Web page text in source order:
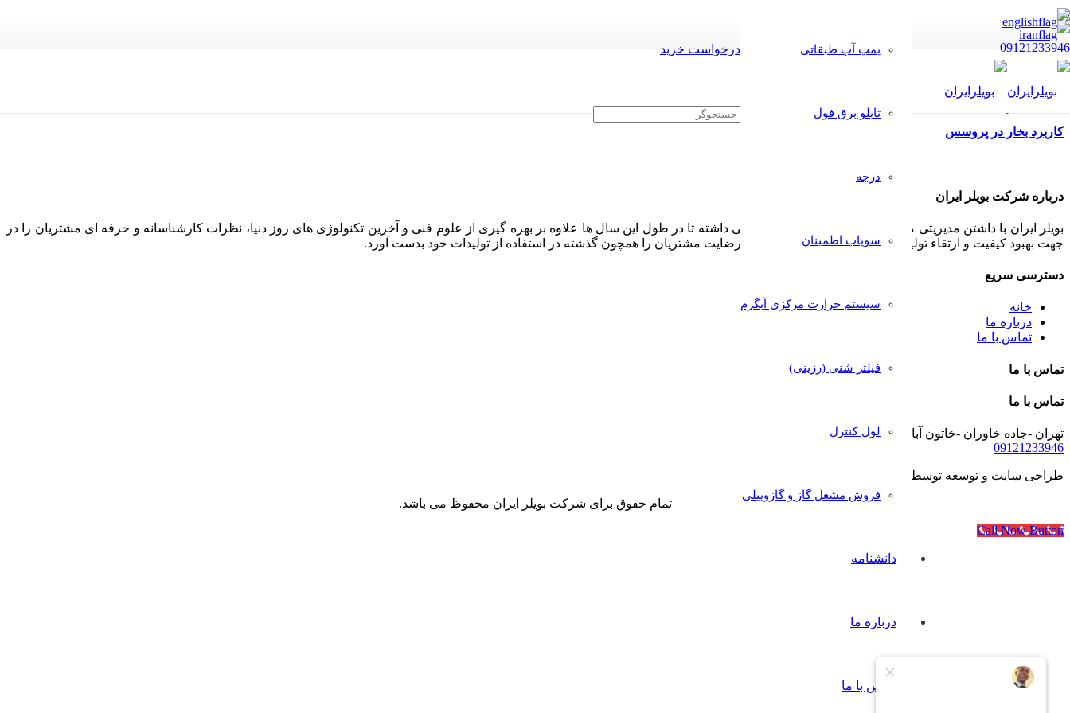
09121233946 پمپ آب طبقاتی
تابلو برق فول
درجه
سوپاپ اطمینان
سیستم حرارت مرکزی آبگرم
فیلتر شنی (رزینی)
لول کنترل
فروش مشعل گاز و گازوییلی
دانشنامه
درباره ما
تماس با ما
درخواست خرید
کاربرد بخار در پروسس
درباره شرکت بویلر ایران
بویلر ایران با داشتن مدیریتی مجرب و مشتری مدار همواره سعی داشته تا در طول این سال ها علاوه بر بهره گیری از علوم فنی و آخرین تکنولوژی های روز دنیا، نظرات کارشناسانه و حرفه ای مشتریان را در
جهت بهبود کیفیت و ارتقاء تولیدات خود پذیرا بوده و بکار گیرد تا رضایت مشتریان را همچون گذشته در استفاده از تولیدات خود بدست آورد.
دسترسی سریع
خانه
درباره ما
تماس با ما
تماس با ما
تماس با ما
تهران -جاده خاوران -خاتون آباد- خیابان رجایی- پلاک۴۰
09121233946
طراحی سایت و توسعه توسط
تمام حقوق برای شرکت بویلر ایران محفوظ می باشد.
Call Now Button